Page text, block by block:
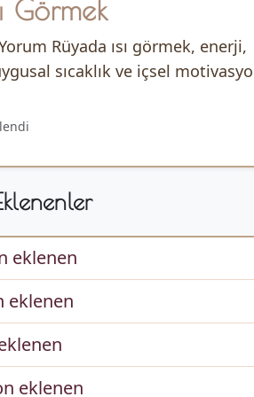
Görmek
Rüyada ısı görmek, enerji,
sıcaklık ve içsel
eklenen
eklenen
eklenen